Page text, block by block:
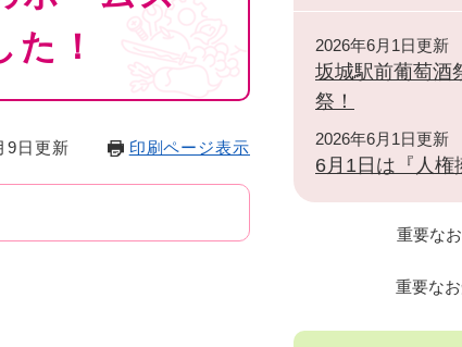
！
9日更新 印刷ページ表示
2026年6月1日更新
坂城駅前葡萄酒
祭！
2026年6月1日更新
6月1日は『人権
重要な
重要な